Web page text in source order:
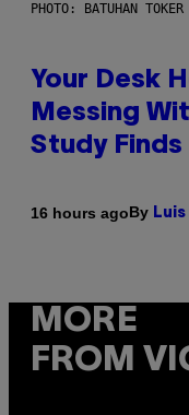
PHOTO: BATUHAN
Your Desk
Messing
Study Finds
16 hours agoBy
MORE
FROM